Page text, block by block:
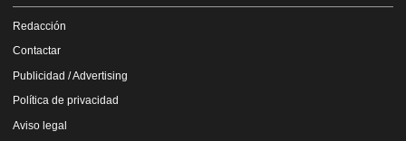
Redacción
Contactar
Publicidad / Advertising
Política de privacidad
Aviso legal